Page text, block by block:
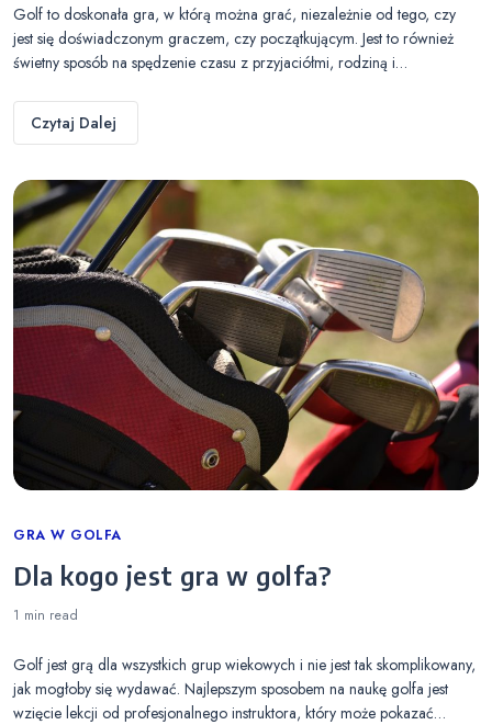
Golf to doskonała gra, w którą można grać, niezależnie od tego, czy
jest się doświadczonym graczem, czy początkującym. Jest to również
świetny sposób na spędzenie czasu z przyjaciółmi, rodziną i…
Czytaj Dalej
Categories
GRA W GOLFA
Dla kogo jest gra w golfa?
1 min read
Golf jest grą dla wszystkich grup wiekowych i nie jest tak skomplikowany,
jak mogłoby się wydawać. Najlepszym sposobem na naukę golfa jest
wzięcie lekcji od profesjonalnego instruktora, który może pokazać…